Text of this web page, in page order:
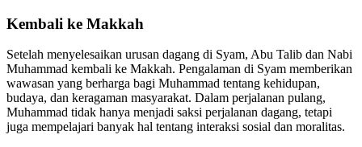
Kembali ke Makkah
Setelah menyelesaikan urusan dagang di Syam, Abu Talib dan Nabi
Muhammad kembali ke Makkah. Pengalaman di Syam memberikan
wawasan yang berharga bagi Muhammad tentang kehidupan,
budaya, dan keragaman masyarakat. Dalam perjalanan pulang,
Muhammad tidak hanya menjadi saksi perjalanan dagang, tetapi
juga mempelajari banyak hal tentang interaksi sosial dan moralitas.